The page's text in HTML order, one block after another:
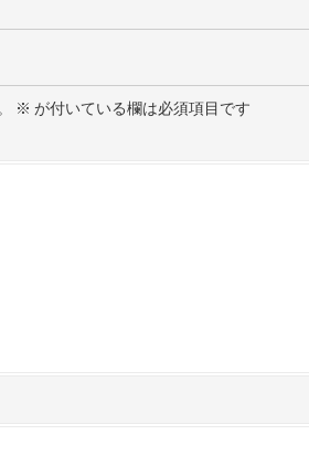
※ が付いている欄は必須項目です